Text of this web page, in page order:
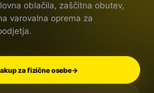
oblačila, zaščitna obutev,
varovalna oprema za
za fizične osebe→